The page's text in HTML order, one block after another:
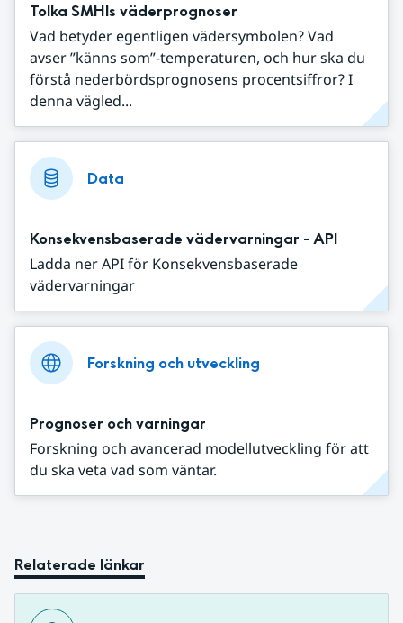
Tolka SMHIs väderprognoser
Vad betyder egentligen vädersymbolen? Vad
avser ”känns som”-temperaturen, och hur ska du
förstå nederbördsprognosens procentsiffror? I
denna vägled...
Data
Konsekvensbaserade vädervarningar - API
Ladda ner API för Konsekvensbaserade
vädervarningar
Forskning och utveckling
Prognoser och varningar
Forskning och avancerad modellutveckling för att
du ska veta vad som väntar.
Relaterade länkar